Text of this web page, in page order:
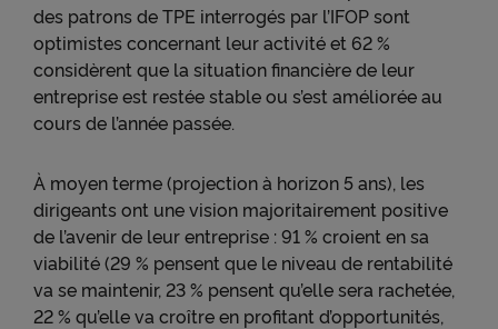
des patrons de TPE interrogés par l’IFOP sont
optimistes concernant leur activité et 62 %
considèrent que la situation financière de leur
entreprise est restée stable ou s’est améliorée au
cours de l’année passée.
À moyen terme (projection à horizon 5 ans), les
dirigeants ont une vision majoritairement positive
de l’avenir de leur entreprise : 91 % croient en sa
viabilité (29 % pensent que le niveau de rentabilité
va se maintenir, 23 % pensent qu’elle sera rachetée,
22 % qu’elle va croître en profitant d’opportunités,